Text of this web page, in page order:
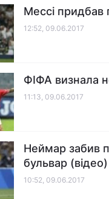
Мессі придбав
12:52, 09.06.2017
ФІФА визнала
11:13, 09.06.2017
Неймар забив
бульвар (відео)
10:52, 09.06.2017